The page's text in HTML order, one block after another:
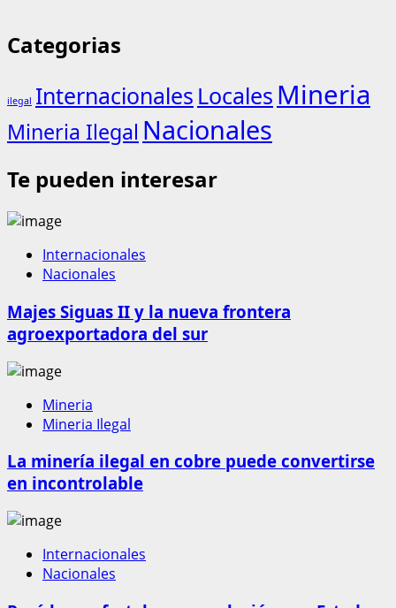
Categorias
ilegal Internacionales Locales Mineria
Mineria Ilegal Nacionales
Te pueden interesar
Internacionales
Nacionales
Majes Siguas II y la nueva frontera
agroexportadora del sur
Mineria
Mineria Ilegal
La minería ilegal en cobre puede convertirse
en incontrolable
Internacionales
Nacionales